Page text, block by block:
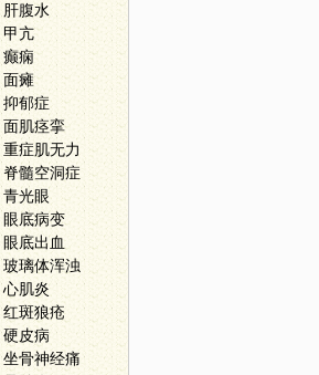
肝腹水
甲亢
癫痫
面瘫
抑郁症
面肌痉挛
重症肌无力
脊髓空洞症
青光眼
眼底病变
眼底出血
玻璃体浑浊
心肌炎
红斑狼疮
硬皮病
坐骨神经痛